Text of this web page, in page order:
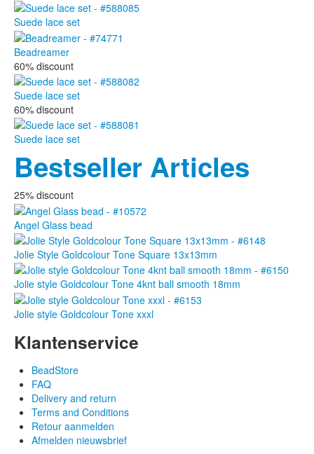
Suede lace set
Beadreamer
60% discount
Suede lace set
60% discount
Suede lace set
Bestseller Articles
25% discount
Angel Glass bead
Jolie Style Goldcolour Tone Square 13x13mm
Jolie style Goldcolour Tone 4knt ball smooth 18mm
Jolie style Goldcolour Tone xxxl
Klantenservice
BeadStore
FAQ
Delivery and return
Terms and Conditions
Retour aanmelden
Afmelden nieuwsbrief